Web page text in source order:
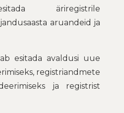
äriregistrile
aruandeid ja
esitada avaldusi uue
registriandmete
ja registrist